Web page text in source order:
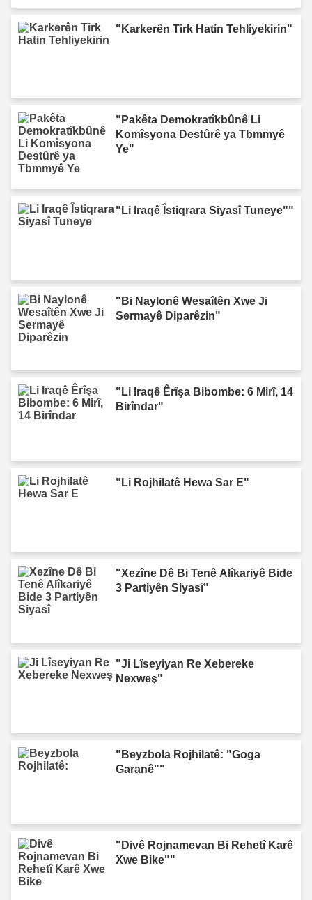
"Karkerên Tirk Hatin Tehliyekirin"
"Pakêta Demokratîkbûnê Li
Komîsyona Destûrê ya Tbmmyê
Ye"
"Li Iraqê Îstiqrara Siyasî Tuneye""
"Bi Naylonê Wesaîtên Xwe Ji
Sermayê Diparêzin"
"Li Iraqê Êrîşa Bibombe: 6 Mirî, 14
Birîndar"
"Li Rojhilatê Hewa Sar E"
"Xezîne Dê Bi Tenê Alîkariyê Bide
3 Partiyên Siyasî"
"Ji Lîseyiyan Re Xebereke
Nexweş"
"Beyzbola Rojhilatê: "Goga
Garanê""
"Divê Rojnamevan Bi Rehetî Karê
Xwe Bike""